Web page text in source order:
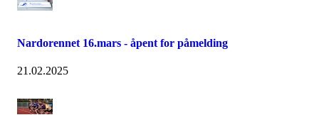
Nardorennet 16.mars - åpent for påmelding
21.02.2025